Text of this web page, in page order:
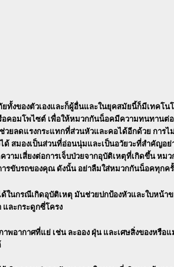
งของตัวเองและก็ผู้อื่นและในยุคสมัยนี้ก็มีเทคโน
คอมโพไซต์ เพื่อให้หมวกกันน็อคมีความทนทาน
ยลดแรงกระแทกที่ส่วนหัวและคอได้อีกด้วย ก
องเป็นส่วนที่อ่อนนุ่มและเป็นอวัยวะที่สำคัญอย่
ามเสี่ยงต่อการเจ็บป่วยจากอุบัติเหตุที่เกิดขึ้นหมว
รขับรถของคุณ ดังนั้น อย่าลืมใส่หมวกกันน็อคทุก
ในกรณีเกิดอุบัติเหตุ มันช่วยปกป้องหัวและใบห
และกระดูกซี่โครง
อากาศที่แย่ เช่น ละออง ฝุ่น และเศษสิ่งของหรื